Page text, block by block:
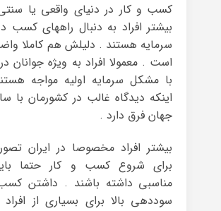
کسب و کار در دنیای واقعی یا
بیشتر افراد به دنبال راههای کسب
سرمایه هستند . دلیلش هم کاملا
است . معمولا افراد به ویژه جوانان
با مشکل سرمایه اولیه مواجه
اینکه دیدگاه غالب در کشورمان با
جهان فرق دارد .
بیشتر افراد مخصوصا در ایران
برای شروع کسب و کار حتما
مناسبی داشته باشند . داشتن
سوددهی بالا برای بسیاری از افراد